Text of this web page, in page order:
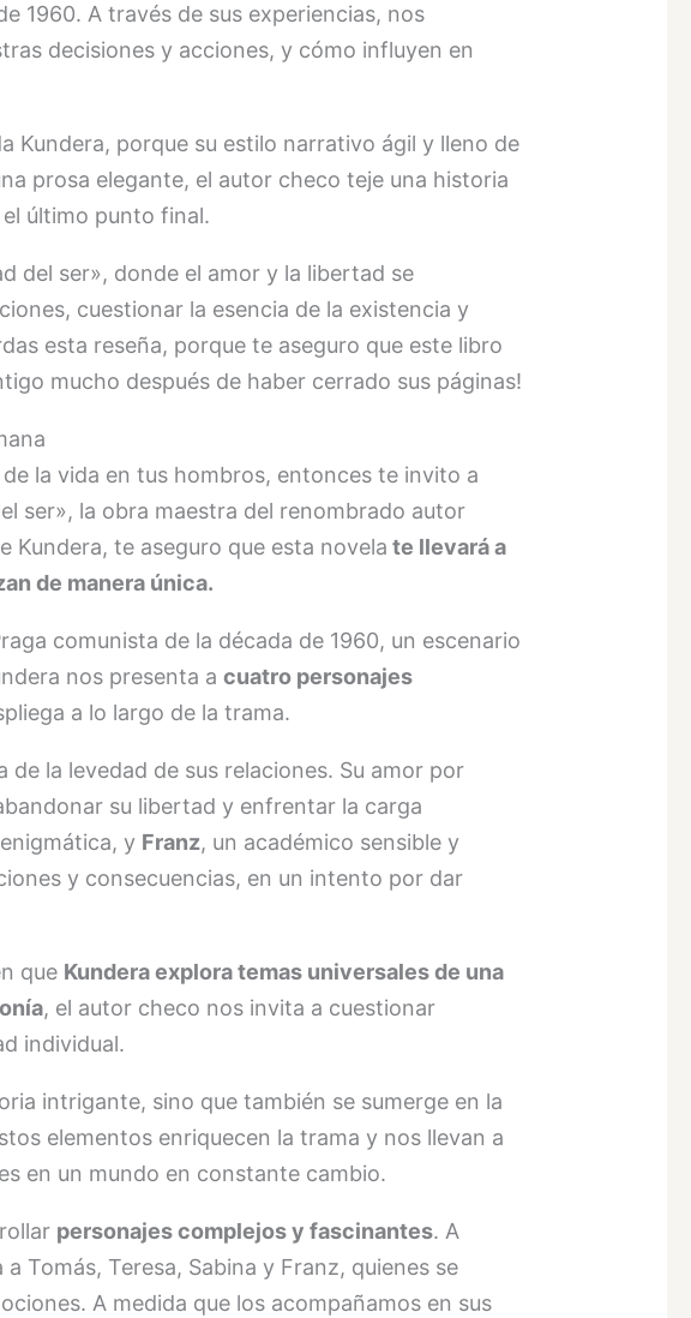
1960. A través de sus experiencias, nos
decisiones y acciones, y cómo influyen en
Kundera, porque su estilo narrativo ágil y lleno de
prosa elegante, el autor checo teje una historia
último punto final.
del ser», donde el amor y la libertad se
cuestionar la esencia de la existencia y
esta reseña, porque te aseguro que este libro
mucho después de haber cerrado sus páginas!
la vida en tus hombros, entonces te invito a
ser», la obra maestra del renombrado autor
Kundera, te aseguro que esta novela te llevará a
de manera única.
comunista de la década de 1960, un escenario
nos presenta acuatro personajes
a lo largo de la trama.
la levedad de sus relaciones. Su amor por
su libertad y enfrentar la carga
y Franz, un académico sensible y
y consecuencias, en un intento por dar
que Kundera explora temas universales de una
, el autor checo nos invita a cuestionar
individual.
intrigante, sino que también se sumerge en la
elementos enriquecen la trama y nos llevan a
en un mundo en constante cambio.
personajes complejos y fascinantes. A
a Tomás, Teresa, Sabina y Franz, quienes se
A medida que los acompañamos en sus